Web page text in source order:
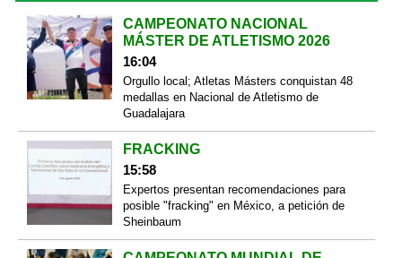
CAMPEONATO NACIONAL
MÁSTER DE ATLETISMO 2026
16:04
Orgullo local; Atletas Másters conquistan 48
medallas en Nacional de Atletismo de
Guadalajara
FRACKING
15:58
Expertos presentan recomendaciones para
posible "fracking" en México, a petición de
Sheinbaum